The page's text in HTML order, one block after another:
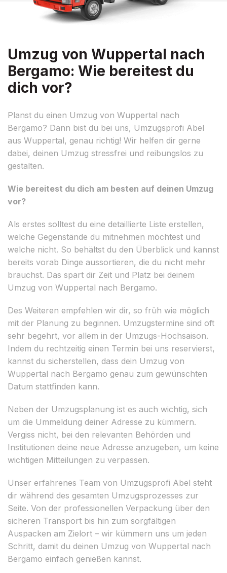
Umzug von Wuppertal nach
Bergamo: Wie bereitest du
dich vor?
Planst du einen Umzug von Wuppertal nach
Bergamo? Dann bist du bei uns, Umzugsprofi Abel
aus Wuppertal, genau richtig! Wir helfen dir gerne
dabei, deinen Umzug stressfrei und reibungslos zu
gestalten.
Wie bereitest du dich am besten auf deinen Umzug
vor?
Als erstes solltest du eine detaillierte Liste erstellen,
welche Gegenstände du mitnehmen möchtest und
welche nicht. So behältst du den Überblick und kannst
bereits vorab Dinge aussortieren, die du nicht mehr
brauchst. Das spart dir Zeit und Platz bei deinem
Umzug von Wuppertal nach Bergamo.
Des Weiteren empfehlen wir dir, so früh wie möglich
mit der Planung zu beginnen. Umzugstermine sind oft
sehr begehrt, vor allem in der Umzugs-Hochsaison.
Indem du rechtzeitig einen Termin bei uns reservierst,
kannst du sicherstellen, dass dein Umzug von
Wuppertal nach Bergamo genau zum gewünschten
Datum stattfinden kann.
Neben der Umzugsplanung ist es auch wichtig, sich
um die Ummeldung deiner Adresse zu kümmern.
Vergiss nicht, bei den relevanten Behörden und
Institutionen deine neue Adresse anzugeben, um keine
wichtigen Mitteilungen zu verpassen.
Unser erfahrenes Team von Umzugsprofi Abel steht
dir während des gesamten Umzugsprozesses zur
Seite. Von der professionellen Verpackung über den
sicheren Transport bis hin zum sorgfältigen
Auspacken am Zielort – wir kümmern uns um jeden
Schritt, damit du deinen Umzug von Wuppertal nach
Bergamo einfach genießen kannst.